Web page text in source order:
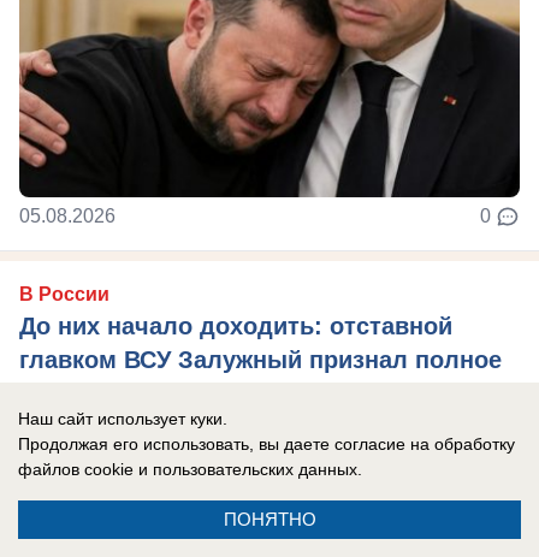
05.08.2026 0
В России
До них начало доходить: отставной
главком ВСУ Залужный признал полное
Российская армия нашла противодействие
практически всему вооружению НАТО, которые
использовал Киев в зоне боевых действий, ...
Наш сайт использует куки.
Продолжая его использовать, вы даете согласие на обработку
файлов cookie и пользовательских данных.
ПОНЯТНО